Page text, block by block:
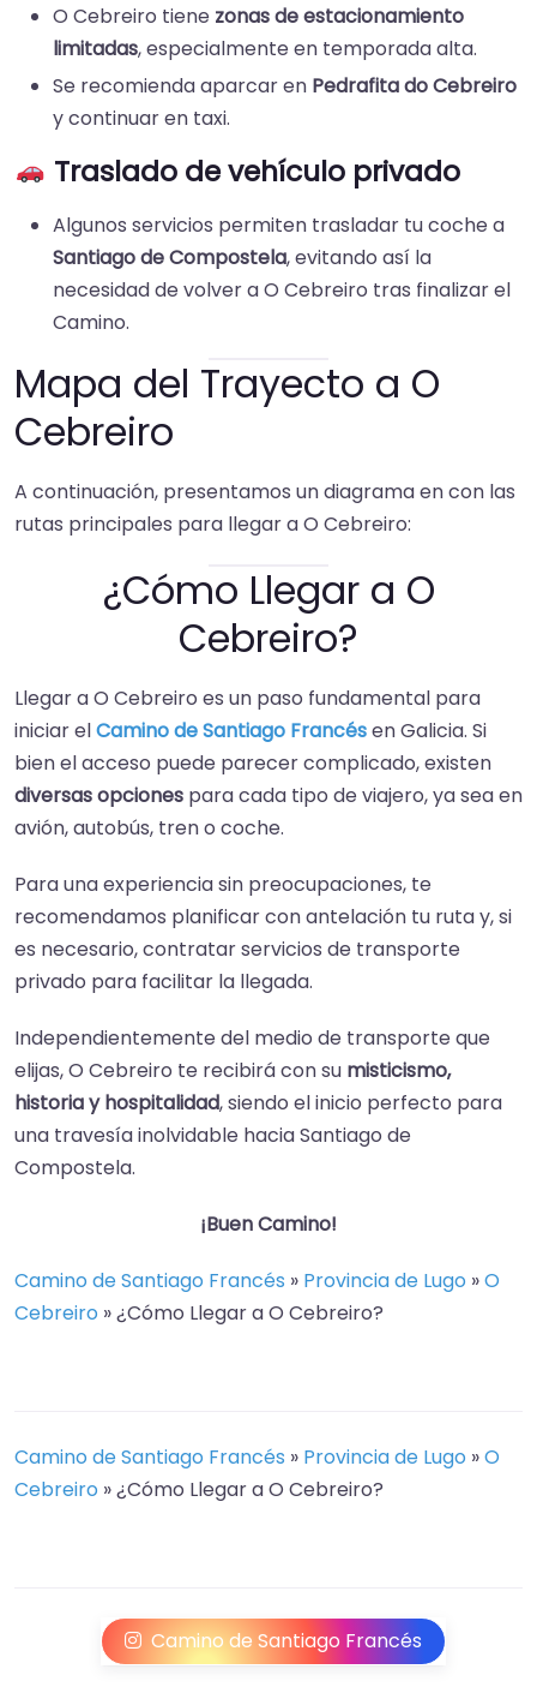
O Cebreiro tiene zonas de estacionamiento
limitadas, especialmente en temporada alta.
Se recomienda aparcar en Pedrafita do Cebreiro
y continuar en taxi.
Traslado de vehículo privado
Algunos servicios permiten trasladar tu coche a
Santiago de Compostela, evitando así la
necesidad de volver a O Cebreiro tras finalizar el
Camino.
Mapa del Trayecto a O
Cebreiro
A continuación, presentamos un diagrama en con las
rutas principales para llegar a O Cebreiro:
¿Cómo Llegar a O
Cebreiro?
Llegar a O Cebreiro es un paso fundamental para
iniciar elCamino de Santiago Francésen Galicia. Si
bien el acceso puede parecer complicado, existen
diversas opciones para cada tipo de viajero, ya sea en
avión, autobús, tren o coche.
Para una experiencia sin preocupaciones, te
recomendamos planificar con antelación tu ruta y, si
es necesario, contratar servicios de transporte
privado para facilitar la llegada.
Independientemente del medio de transporte que
elijas, O Cebreiro te recibirá con su misticismo,
historia y hospitalidad, siendo el inicio perfecto para
una travesía inolvidable hacia Santiago de
Compostela.
¡Buen Camino!
Camino de Santiago Francés » Provincia de Lugo »O
Cebreiro »¿Cómo Llegar a O Cebreiro?
Camino de Santiago Francés » Provincia de Lugo »O
Cebreiro »¿Cómo Llegar a O Cebreiro?
Camino de Santiago Francés